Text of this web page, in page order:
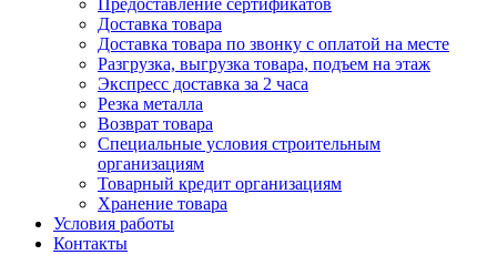
Предоставление сертификатов
Доставка товара
Доставка товара по звонку с оплатой на месте
Разгрузка, выгрузка товара, подъем на этаж
Экспресс доставка за 2 часа
Резка металла
Возврат товара
Специальные условия строительным
организациям
Товарный кредит организациям
Хранение товара
Условия работы
Контакты